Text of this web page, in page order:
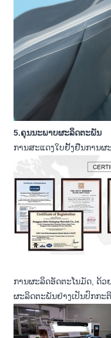
5.ຄຸນ​ນະ​ພາບ​ຜະ​ລິດ​ຕະ​ພັນ
ການສະແດງໃບຢັ້ງຢືນການຜ
ການຜະລິດອັດຕະໂນມັດ, ດ້ວ
ຜະລິດຕະພັນຢ່າງເປັນປົກກະ